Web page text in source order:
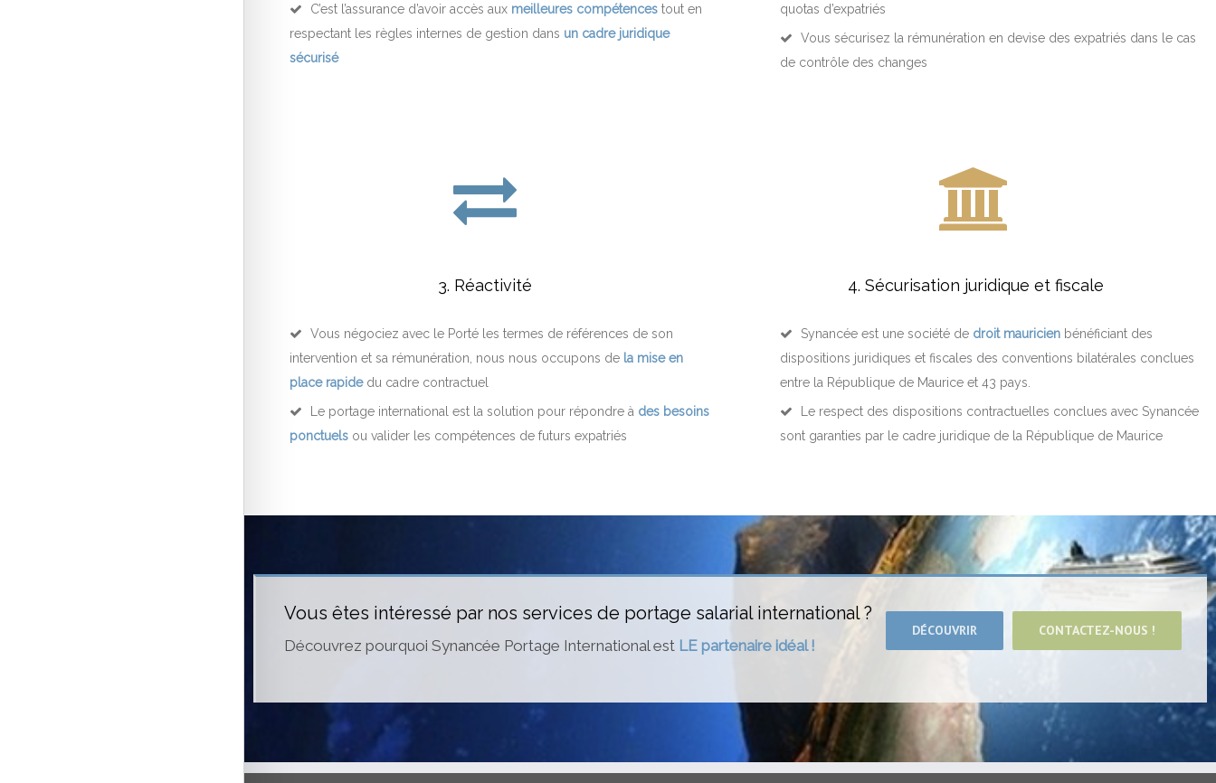
C’est l’assurance d’avoir accès aux meilleures compétences tout en
respectant les règles internes de gestion dans un cadre juridique
sécurisé
quotas d’expatriés
Vous sécurisez la rémunération en devise des expatriés dans le cas
de contrôle des changes
3. Réactivité
Vous négociez avec le Porté les termes de références de son
intervention et sa rémunération, nous nous occupons de la mise en
place rapidedu cadre contractuel
Le portage international est la solution pour répondre à des besoins
ponctuels ou valider les compétences de futurs expatriés
4. Sécurisation juridique et fiscale
Synancée est une société de droit mauricien bénéficiant des
dispositions juridiques et fiscales des conventions bilatérales conclues
entre la République de Maurice et 43 pays.
Le respect des dispositions contractuelles conclues avec Synancée
sont garanties par le cadre juridique de la République de Maurice
CONTACTEZ-NOUS !
DÉCOUVRIR
Vous êtes intéressé par nos services de portage salarial international ?
Découvrez pourquoi Synancée Portage International est LE partenaire idéal !